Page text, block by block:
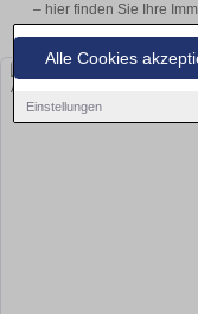
Alle Cookies
Einstellungen
– hier finden Sie Ihre